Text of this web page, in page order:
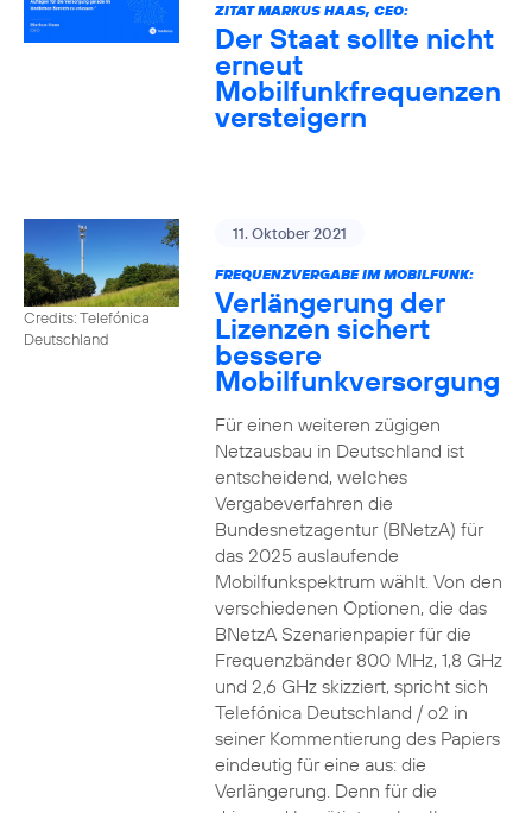
ZITAT MARKUS HAAS, CEO:
Der Staat sollte nicht
erneut
Mobilfunkfrequenzen
versteigern
Credits: Telefónica
Deutschland
11. Oktober 2021
FREQUENZVERGABE IM MOBILFUNK:
Verlängerung der
Lizenzen sichert
bessere
Mobilfunkversorgung
Für einen weiteren zügigen
Netzausbau in Deutschland ist
entscheidend, welches
Vergabeverfahren die
Bundesnetzagentur (BNetzA) für
das 2025 auslaufende
Mobilfunkspektrum wählt. Von den
verschiedenen Optionen, die das
BNetzA Szenarienpapier für die
Frequenzbänder 800 MHz, 1,8 GHz
und 2,6 GHz skizziert, spricht sich
Telefónica Deutschland / o2 in
seiner Kommentierung des Papiers
eindeutig für eine aus: die
Verlängerung. Denn für die